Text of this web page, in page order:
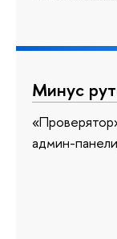
Минус
админ-